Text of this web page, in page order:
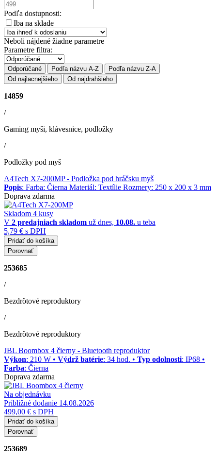
Podľa dostupnosti:
Iba na sklade
Neboli nájdené žiadne parametre
Parametre filtra:
Odporúčané Podľa názvu A-Z
Podľa názvu Z-A
Od najlacnejšieho
Od najdrahšieho
14859
/
Gaming myši, klávesnice, podložky
/
Podložky pod myš
A4Tech X7-200MP- Podložka pod hráčsku myš
Popis: Farba: Čierna Materiál: Textílie Rozmery: 250 x 200 x 3 mm
Doprava zdarma
Skladom 4 kusy
V 2 predajniach skladom už dnes, 10.08. u teba
5,79 € s DPH
Pridať do košíka
Porovnať
253685
/
Bezdrôtové reproduktory
/
Bezdrôtové reproduktory
JBL Boombox 4 čierny - Bluetooth reproduktor
Výkon: 210 W • Výdrž batérie: 34 hod. • Typ odolnosti: IP68 •
Farba: Čierna
Doprava zdarma
Na objednávku
Približné dodanie 14.08.2026
499,00 € s DPH
Pridať do košíka
Porovnať
253689